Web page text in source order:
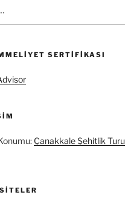
SERTIFIKASI
Çanakkale Şehitlik Turu